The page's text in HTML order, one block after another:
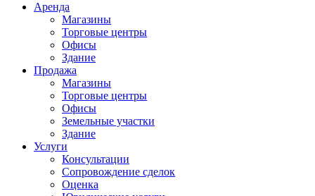
Аренда
Магазины
Торговые центры
Офисы
Здание
Продажа
Магазины
Торговые центры
Офисы
Земельные участки
Здание
Услуги
Консультации
Сопровождение сделок
Оценка